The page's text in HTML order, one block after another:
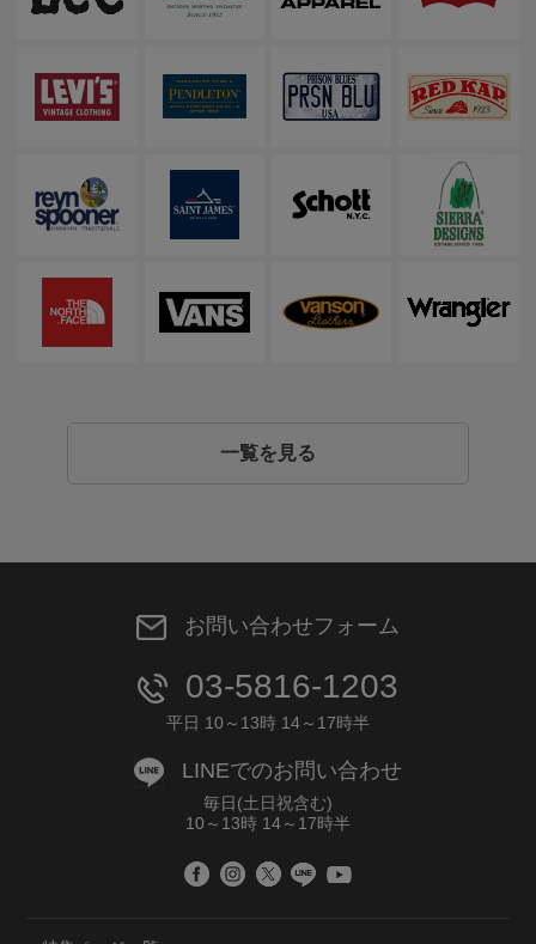
一覧を見る
お問い合わせフォーム
03-5816-1203
平日 10～13時 14～17時半
LINEでのお問い合わせ
毎日(土日祝含む)
10～13時 14～17時半